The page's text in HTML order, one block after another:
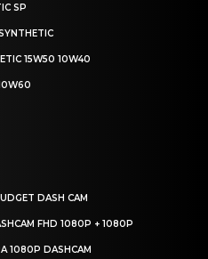
SP
15W50 10W40
DASH CAM
FHD 1080P + 1080P
1080P DASHCAM